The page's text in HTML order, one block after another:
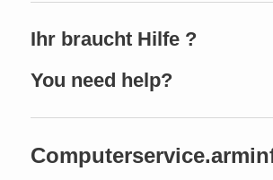
Ihr braucht Hilfe ?
You need help?